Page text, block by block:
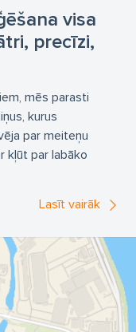
visa
precīzi,
mēs parasti
kurus
par meiteņu
kļūt par labāko
Lasīt vairāk